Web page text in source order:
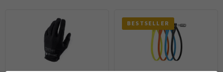
BESTSELLER